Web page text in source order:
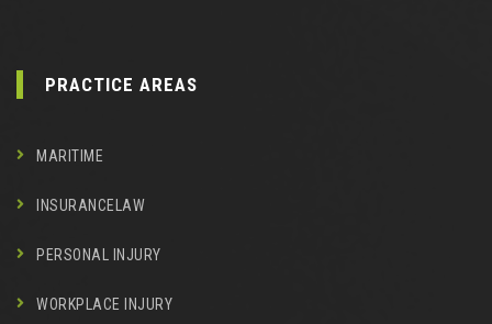
PRACTICE AREAS
MARITIME
INSURANCELAW
PERSONAL INJURY
WORKPLACE INJURY